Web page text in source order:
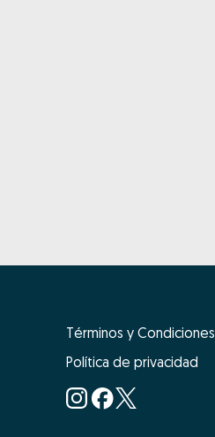
Términos y Condiciones
Política de privacidad